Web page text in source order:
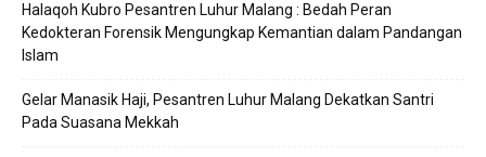
Halaqoh Kubro Pesantren Luhur Malang : Bedah Peran
Kedokteran Forensik Mengungkap Kemantian dalam Pandangan
Islam
Gelar Manasik Haji, Pesantren Luhur Malang Dekatkan Santri
Pada Suasana Mekkah